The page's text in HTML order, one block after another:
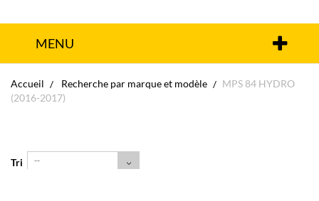
MENU
Accueil Recherche par marque et modèle
MPS 84 HYDRO
(2016-2017)
Tri --